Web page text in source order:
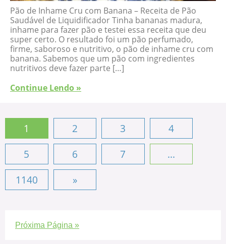
Pão de Inhame Cru com Banana – Receita de Pão
Saudável de Liquidificador Tinha bananas madura,
inhame para fazer pão e testei essa receita que deu
super certo. O resultado foi um pão perfumado,
firme, saboroso e nutritivo, o pão de inhame cru com
banana. Sabemos que um pão com ingredientes
nutritivos deve fazer parte […]
Continue Lendo »
1 2 3
4
5
6 7
...
1140
»
Próxima Página »